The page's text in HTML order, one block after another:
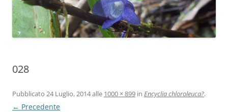
028
Pubblicato 24 Luglio, 2014alle 1000 × 899 in Encyclia chloroleuca?.
← Precedente